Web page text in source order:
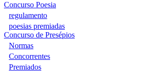
Concurso Poesia
regulamento
poesias premiadas
Concurso de Presépios
Normas
Concorrentes
Premiados